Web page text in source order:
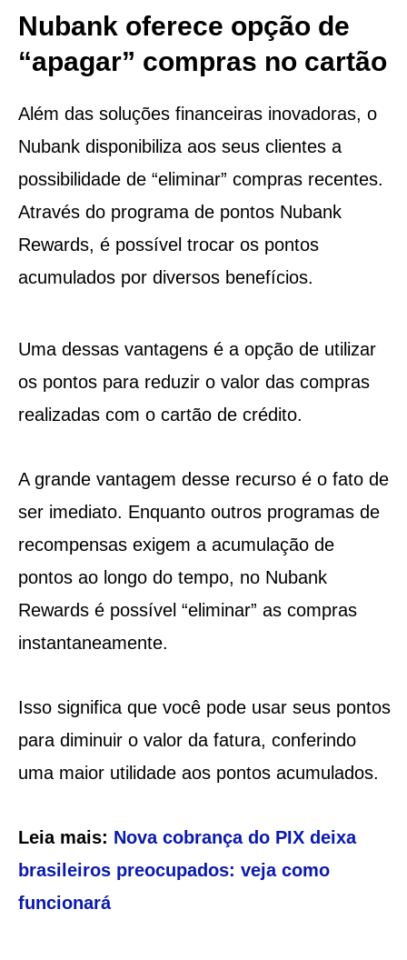
Nubank oferece opção de
“apagar” compras no cartão
Além das soluções financeiras inovadoras, o
Nubank disponibiliza aos seus clientes a
possibilidade de “eliminar” compras recentes.
Através do programa de pontos Nubank
Rewards, é possível trocar os pontos
acumulados por diversos benefícios.
Uma dessas vantagens é a opção de utilizar
os pontos para reduzir o valor das compras
realizadas com o cartão de crédito.
A grande vantagem desse recurso é o fato de
ser imediato. Enquanto outros programas de
recompensas exigem a acumulação de
pontos ao longo do tempo, no Nubank
Rewards é possível “eliminar” as compras
instantaneamente.
Isso significa que você pode usar seus pontos
para diminuir o valor da fatura, conferindo
uma maior utilidade aos pontos acumulados.
Leia mais: Nova cobrança do PIX deixa
brasileiros preocupados: veja como
funcionará